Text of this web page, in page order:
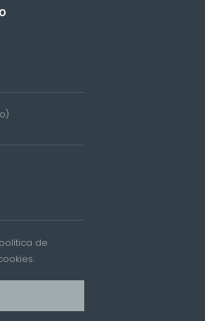
política de
.